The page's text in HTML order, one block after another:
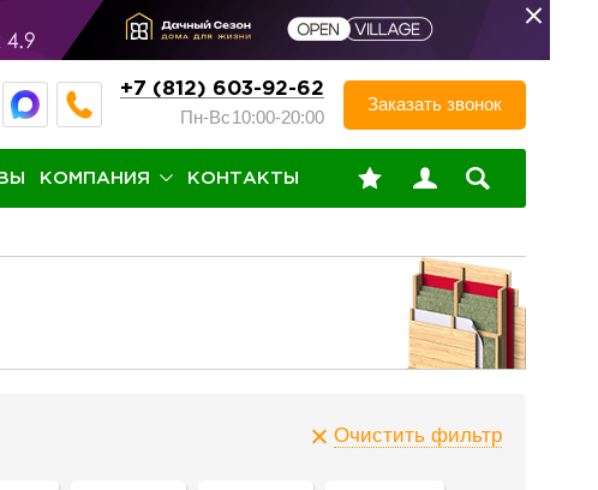
+7 (812) 603-92-62
Пн-Вс10:00-20:00
Заказать звонок
КОМПАНИЯ КОНТАКТЫ
Очистить фильтр